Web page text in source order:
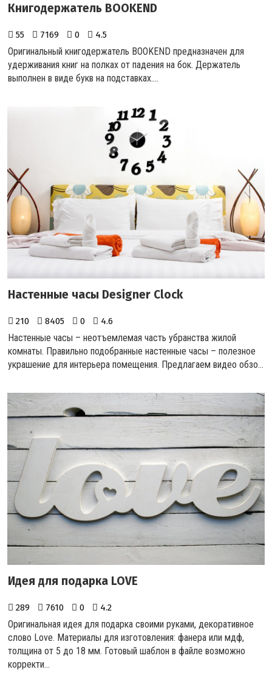
Книгодержатель BOOKEND
55 7169 0 4.5
Оригинальный книгодержатель BOOKEND предназначен для
удерживания книг на полках от падения на бок. Держатель
выполнен в виде букв на подставках....
Настенные часы Designer Clock
210 8405 0 4.6
Настенные часы – неотъемлемая часть убранства жилой
комнаты. Правильно подобранные настенные часы – полезное
украшение для интерьера помещения. Предлагаем видео обзо...
Идея для подарка LOVE
289 7610 0 4.2
Оригинальная идея для подарка своими руками, декоративное
слово Love. Материалы для изготовления: фанера или мдф,
толщина от 5 до 18 мм. Готовый шаблон в файле возможно
корректи...